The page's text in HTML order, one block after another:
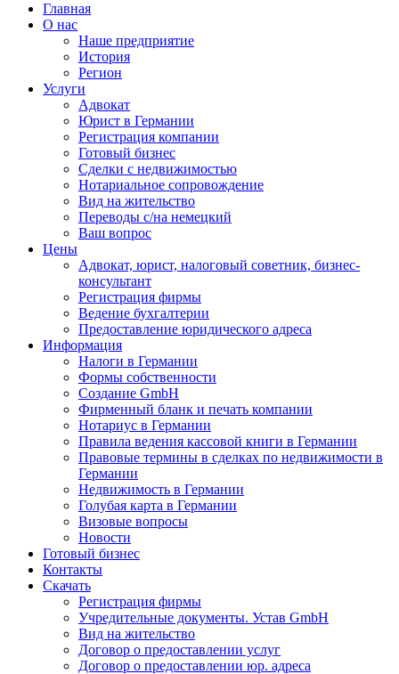
Главная
О нас
Наше предприятие
История
Регион
Услуги
Адвокат
Юрист в Германии
Регистрация компании
Готовый бизнес
Сделки с недвижимостью
Нотариальное сопровождение
Вид на жительство
Переводы с/на немецкий
Ваш вопрос
Цены
Адвокат, юрист, налоговый советник, бизнес-
консультант
Регистрация фирмы
Ведение бухгалтерии
Предоставление юридического адреса
Информация
Налоги в Германии
Формы собственности
Создание GmbH
Фирменный бланк и печать компании
Нотариус в Германии
Правила ведения кассовой книги в Германии
Правовые термины в сделках по недвижимости в
Германии
Недвижимость в Германии
Голубая карта в Германии
Визовые вопросы
Новости
Готовый бизнес
Контакты
Скачать
Регистрация фирмы
Учредительные документы. Устав GmbH
Вид на жительство
Договор о предоставлении услуг
Договор о предоставлении юр. адреса